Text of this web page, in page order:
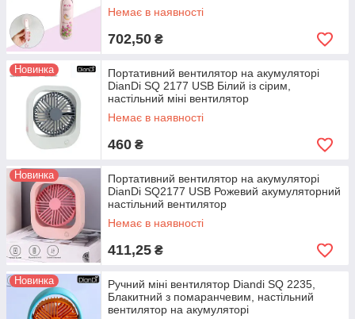
Немає в наявності
702,50 ₴
Новинка
Портативний вентилятор на акумуляторі
DianDi SQ 2177 USB Білий із сірим,
настільний міні вентилятор
Немає в наявності
460 ₴
Новинка
Портативний вентилятор на акумуляторі
DianDi SQ2177 USB Рожевий акумуляторний
настільний вентилятор
Немає в наявності
411,25 ₴
Новинка
Ручний міні вентилятор Diandi SQ 2235,
Блакитний з помаранчевим, настільний
вентилятор на акумуляторі